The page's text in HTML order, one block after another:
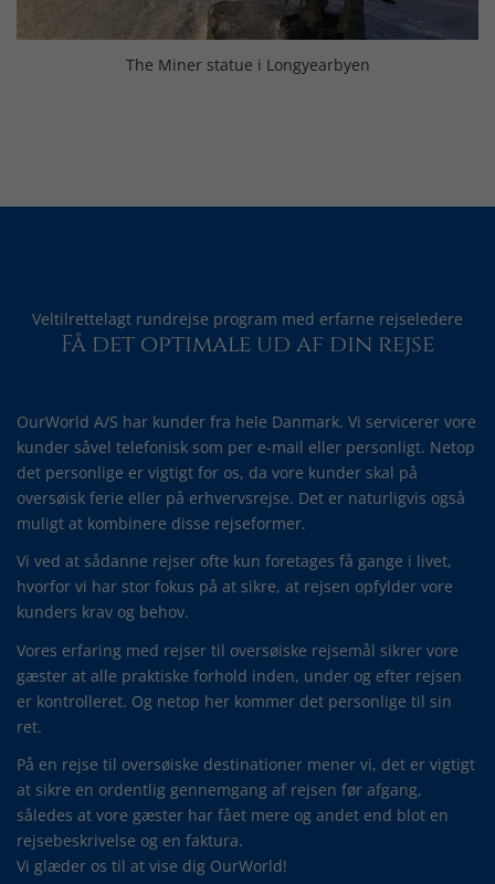
The Miner statue i Longyearbyen
Veltilrettelagt rundrejse program med erfarne rejseledere
Få det optimale ud af din rejse
OurWorld A/S har kunder fra hele Danmark. Vi servicerer vore
kunder såvel telefonisk som per e-mail eller personligt. Netop
det personlige er vigtigt for os, da vore kunder skal på
oversøisk ferie eller på erhvervsrejse. Det er naturligvis også
muligt at kombinere disse rejseformer.
Vi ved at sådanne rejser ofte kun foretages få gange i livet,
hvorfor vi har stor fokus på at sikre, at rejsen opfylder vore
kunders krav og behov.
Vores erfaring med rejser til oversøiske rejsemål sikrer vore
gæster at alle praktiske forhold inden, under og efter rejsen
er kontrolleret. Og netop her kommer det personlige til sin
ret.
På en rejse til oversøiske destinationer mener vi, det er vigtigt
at sikre en ordentlig gennemgang af rejsen før afgang,
således at vore gæster har fået mere og andet end blot en
rejsebeskrivelse og en faktura.
Vi glæder os til at vise dig OurWorld!